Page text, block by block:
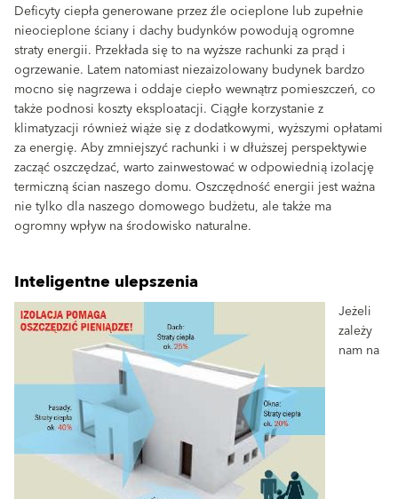
Deficyty ciepła generowane przez źle ocieplone lub zupełnie
nieocieplone ściany i dachy budynków powodują ogromne
straty energii. Przekłada się to na wyższe rachunki za prąd i
ogrzewanie. Latem natomiast niezaizolowany budynek bardzo
mocno się nagrzewa i oddaje ciepło wewnątrz pomieszczeń, co
także podnosi koszty eksploatacji. Ciągłe korzystanie z
klimatyzacji również wiąże się z dodatkowymi, wyższymi opłatami
za energię. Aby zmniejszyć rachunki i w dłuższej perspektywie
zacząć oszczędzać, warto zainwestować w odpowiednią izolację
termiczną ścian naszego domu. Oszczędność energii jest ważna
nie tylko dla naszego domowego budżetu, ale także ma
ogromny wpływ na środowisko naturalne.
Inteligentne ulepszenia
Jeżeli
zależy
nam na